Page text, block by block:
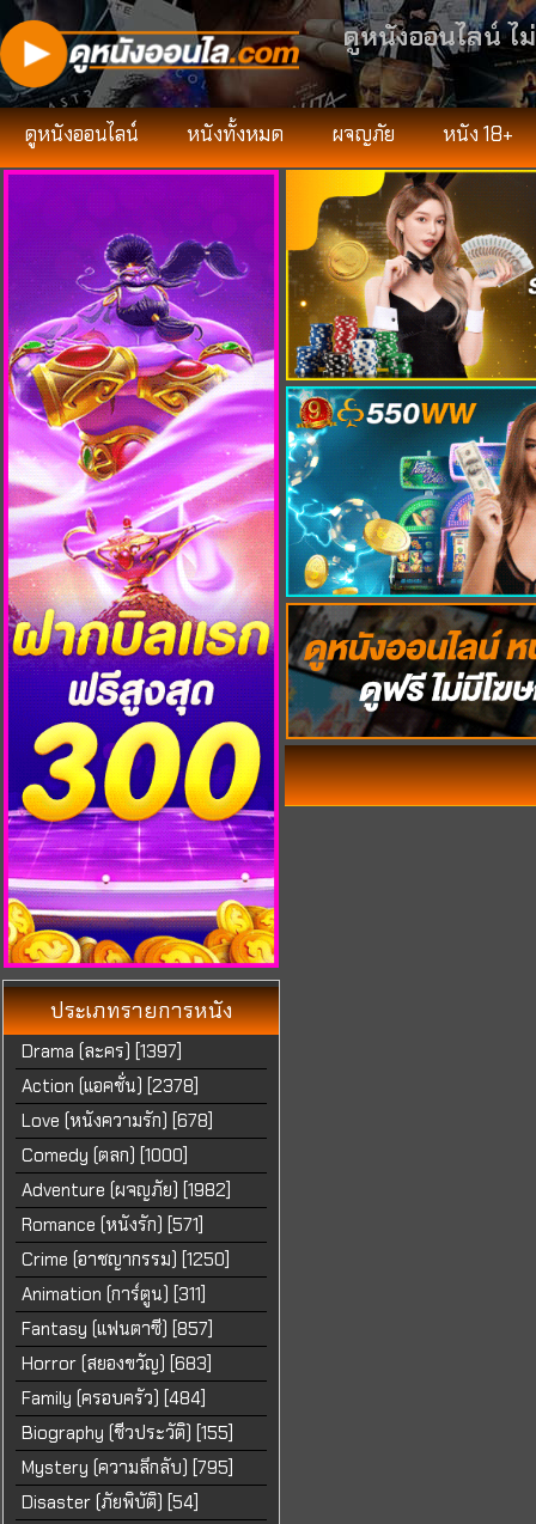
ดูหนังออนไลน์ ไ
ดูหนังออนไลน์ หนังทั้งหมด ผจญภัย หนัง 18+
ประเภทรายการหนัง
Drama (ละคร) [1397]
Action (แอคชั่น) [2378]
Love (หนังความรัก) [678]
Comedy (ตลก) [1000]
Adventure (ผจญภัย) [1982]
Romance (หนังรัก) [571]
Crime (อาชญากรรม) [1250]
Animation (การ์ตูน) [311]
Fantasy (แฟนตาซี) [857]
Horror (สยองขวัญ) [683]
Family (ครอบครัว) [484]
Biography (ชีวประวัติ) [155]
Mystery (ความลึกลับ) [795]
Disaster (ภัยพิบัติ) [54]